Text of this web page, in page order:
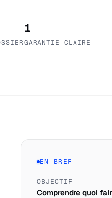
1
GARANTIE CLAIRE
EN BREF
OBJECTIF
Comprendre quoi